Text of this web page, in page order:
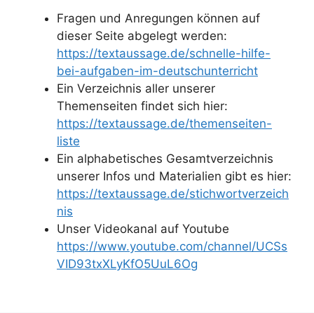
Fragen und Anregungen können auf
dieser Seite abgelegt werden:
https://textaussage.de/schnelle-hilfe-
bei-aufgaben-im-deutschunterricht
Ein Verzeichnis aller unserer
Themenseiten findet sich hier:
https://textaussage.de/themenseiten-
liste
Ein alphabetisches Gesamtverzeichnis
unserer Infos und Materialien gibt es hier:
https://textaussage.de/stichwortverzeich
nis
Unser Videokanal auf Youtube
https://www.youtube.com/channel/UCSs
VID93txXLyKfO5UuL6Og